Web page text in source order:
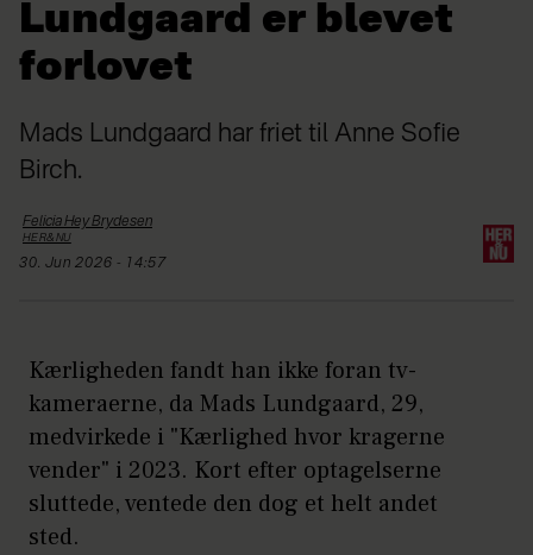
Lundgaard er blevet
forlovet
Mads Lundgaard har friet til Anne Sofie
Birch.
Felicia HeyBrydesen
HER&NU
30. Jun 2026 - 14:57
Kærligheden fandt han ikke foran tv-
kameraerne, da Mads Lundgaard, 29,
medvirkede i "Kærlighed hvor kragerne
vender" i 2023. Kort efter optagelserne
sluttede, ventede den dog et helt andet
sted.